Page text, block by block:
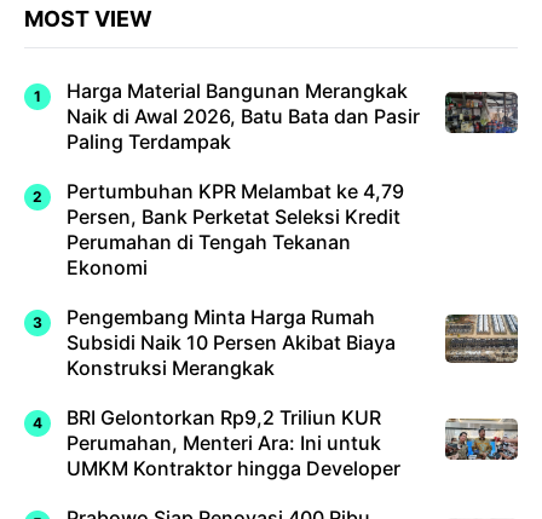
MOST VIEW
Harga Material Bangunan Merangkak
Naik di Awal 2026, Batu Bata dan Pasir
Paling Terdampak
Pertumbuhan KPR Melambat ke 4,79
Persen, Bank Perketat Seleksi Kredit
Perumahan di Tengah Tekanan
Ekonomi
Pengembang Minta Harga Rumah
Subsidi Naik 10 Persen Akibat Biaya
Konstruksi Merangkak
BRI Gelontorkan Rp9,2 Triliun KUR
Perumahan, Menteri Ara: Ini untuk
UMKM Kontraktor hingga Developer